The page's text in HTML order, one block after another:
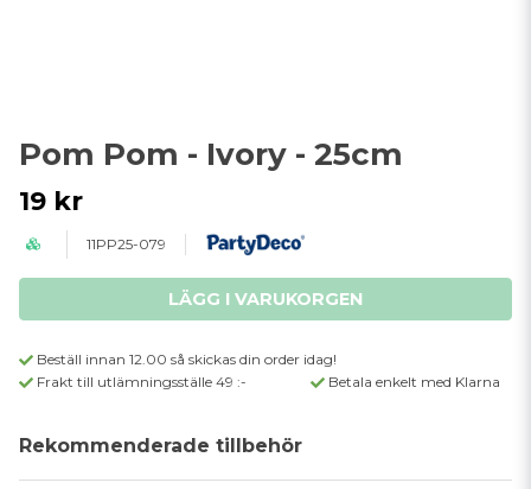
Pom Pom - Ivory - 25cm
19 kr
11PP25-079
LÄGG I VARUKORGEN
Beställ innan 12.00 så skickas din order idag!
Frakt till utlämningsställe 49 :-
Betala enkelt med Klarna
Rekommenderade tillbehör